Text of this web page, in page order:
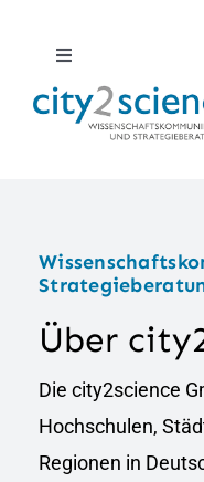
springen
Toggle
Navigation
DE
Twitter
LinkedIn
Suche
nach:
Leistungen
Projekte
News
Über
Die city2science
Hochschulen,
Regionen in